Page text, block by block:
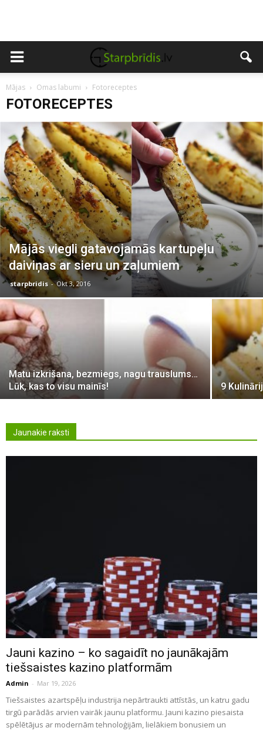
Mājas Omas labumi Fotoreceptes
FOTORECEPTES
Mājās viegli gatavojamās kartupeļu
daiviņas ar sieru un zaļumiem
starpbridis - Okt 3, 2016
Matu izkrišana, bezmiegs, nagu trauslums…
Lūk, kas to visu mainīs!
9
Jaunakie raksti
Jauni kazino – ko sagaidīt no jaunākajām
tiešsaistes kazino platformām
Admin - Mar 19, 2026
Tiešsaistes azartspēļu industrija nepārtraukti attīstās, un katru gadu
tirgū parādās arvien vairāk jaunu platformu. Jauni kazino piesaista
spēlētājus ar modernām tehnoloģijām, lielākiem bonusiem un